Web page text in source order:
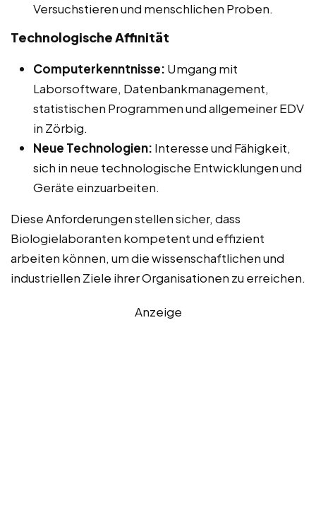
Versuchstieren und menschlichen Proben.
Technologische Affinität
Computerkenntnisse: Umgang mit
Laborsoftware, Datenbankmanagement,
statistischen Programmen und allgemeiner EDV
in Zörbig.
Neue Technologien: Interesse und Fähigkeit,
sich in neue technologische Entwicklungen und
Geräte einzuarbeiten.
Diese Anforderungen stellen sicher, dass
Biologielaboranten kompetent und effizient
arbeiten können, um die wissenschaftlichen und
industriellen Ziele ihrer Organisationen zu erreichen.
Anzeige